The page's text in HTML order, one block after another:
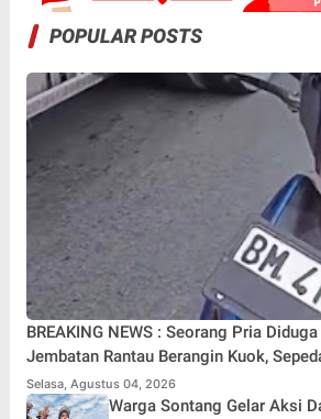
POPULAR POSTS
BREAKING NEWS : Seorang Pria
Jembatan Rantau Berangin Kuok,
Lokasi
Selasa, Agustus 04, 2026
Warga Sontang Gelar Aksi